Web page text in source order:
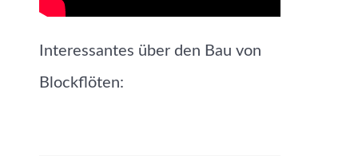
Interessantes über den Bau von
Blockflöten: